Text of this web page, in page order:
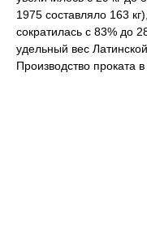
1975 составляло 163
сократилась с 83% до
удельный вес
Производство проката